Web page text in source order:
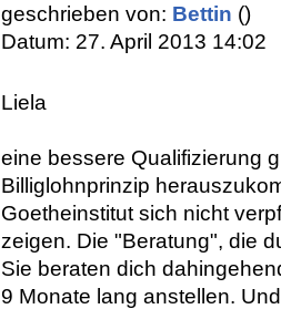
geschrieben von: Bettin ()
Datum: 27. April 2013 14:02
Liela
eine bessere Qualifizierung
Billiglohnprinzip
Goetheinstitut sich nicht
zeigen. Die "Beratung", die
Sie beraten dich
9 Monate lang anstellen.